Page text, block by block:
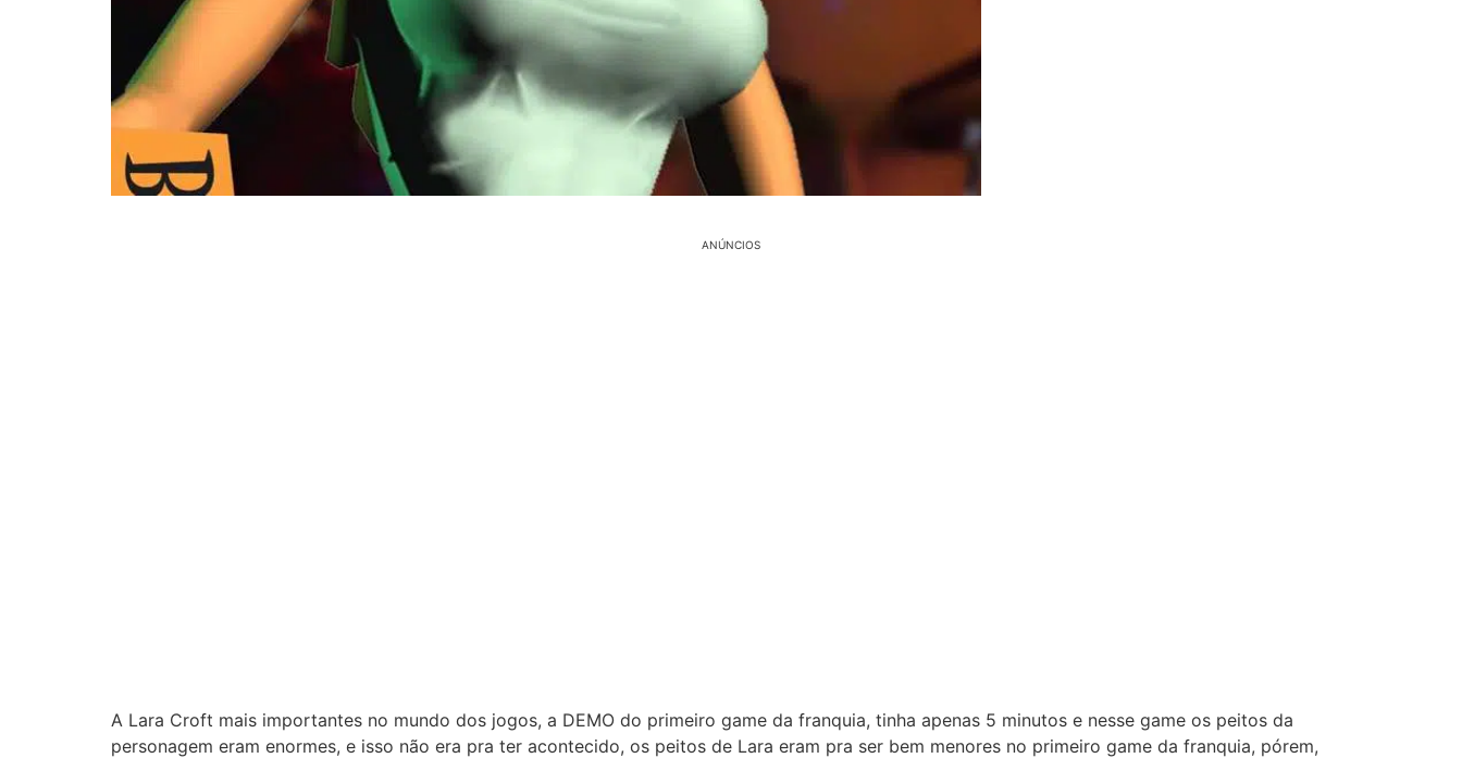
ANÚNCIOS
A Lara Croft mais importantes no mundo dos jogos, a DEMO do primeiro game da franquia, tinha apenas 5 minutos e nesse game os peitos da
personagem eram enormes, e isso não era pra ter acontecido, os peitos de Lara eram pra ser bem menores no primeiro game da franquia, pórem,